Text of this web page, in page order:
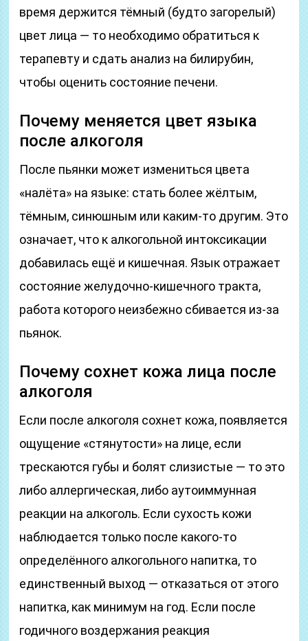
время держится тёмный (будто загорелый)
цвет лица — то необходимо обратиться к
терапевту и сдать анализ на билирубин,
чтобы оценить состояние печени.
Почему меняется цвет языка
после алкоголя
После пьянки может измениться цвета
«налёта» на языке: стать более жёлтым,
тёмным, синюшным или каким-то другим. Это
означает, что к алкогольной интоксикации
добавилась ещё и кишечная. Язык отражает
состояние желудочно-кишечного тракта,
работа которого неизбежно сбивается из-за
пьянок.
Почему сохнет кожа лица после
алкоголя
Если после алкоголя сохнет кожа, появляется
ощущение «стянутости» на лице, если
трескаются губы и болят слизистые — то это
либо аллергическая, либо аутоиммунная
реакции на алкоголь. Если сухость кожи
наблюдается только после какого-то
определённого алкогольного напитка, то
единственный выход — отказаться от этого
напитка, как минимум на год. Если после
годичного воздержания реакция